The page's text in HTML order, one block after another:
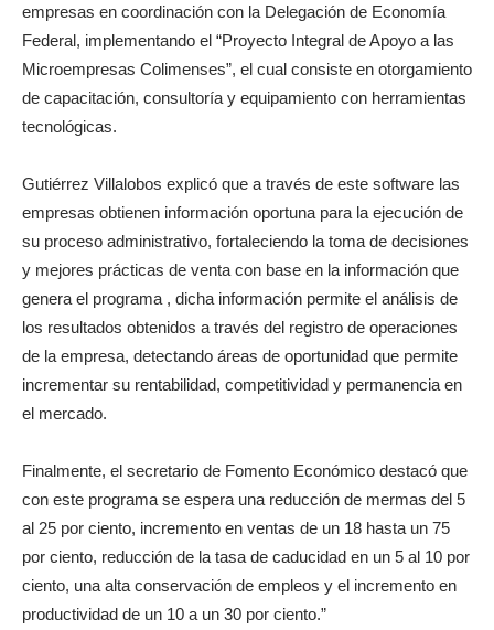
empresas en coordinación con la Delegación de Economía
Federal, implementando el “Proyecto Integral de Apoyo a las
Microempresas Colimenses”, el cual consiste en otorgamiento
de capacitación, consultoría y equipamiento con herramientas
tecnológicas.
Gutiérrez Villalobos explicó que a través de este software las
empresas obtienen información oportuna para la ejecución de
su proceso administrativo, fortaleciendo la toma de decisiones
y mejores prácticas de venta con base en la información que
genera el programa , dicha información permite el análisis de
los resultados obtenidos a través del registro de operaciones
de la empresa, detectando áreas de oportunidad que permite
incrementar su rentabilidad, competitividad y permanencia en
el mercado.
Finalmente, el secretario de Fomento Económico destacó que
con este programa se espera una reducción de mermas del 5
al 25 por ciento, incremento en ventas de un 18 hasta un 75
por ciento, reducción de la tasa de caducidad en un 5 al 10 por
ciento, una alta conservación de empleos y el incremento en
productividad de un 10 a un 30 por ciento.”